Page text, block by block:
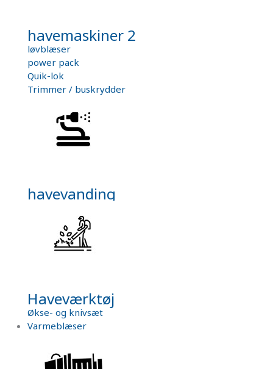
havemaskiner 2
løvblæser
power pack
Quik-lok
Trimmer / buskrydder
havevanding
Haveværktøj
Økse- og knivsæt
Varmeblæser